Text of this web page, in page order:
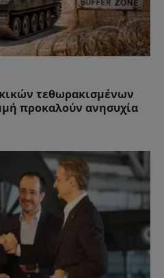
τεθωρακισμένων
προκαλούν ανησυχία